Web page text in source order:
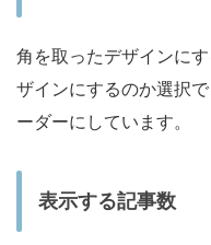
角を取ったデザインに
ザインにするのか選択
ーダーにしています。
表示する記事数